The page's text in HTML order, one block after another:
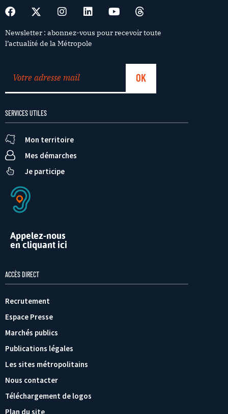
Newsletter : abonnez-vous pour recevoir toute
l’actualité de la Métropole
SERVICES UTILES
Mon territoire
Mes démarches
Je participe
Appelez-nous
en cliquant ici
ACCÈS DIRECT
Recrutement
Espace Presse
Marchés publics
Publications légales
Les sites métropolitains
Nous contacter
Téléchargement de logos
Plan du site